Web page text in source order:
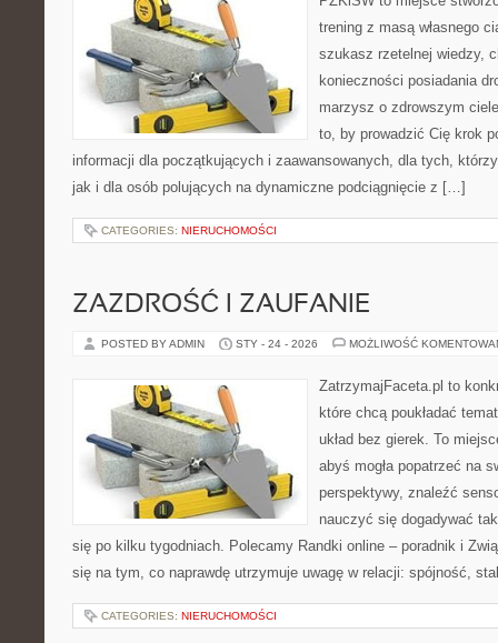
trening z masą własnego
szukasz rzetelnej wiedzy,
konieczności posiadania
marzysz o zdrowszym
to, by prowadzić Cię krok
informacji dla początkujących i zaawansowanych, dla tych,
jak i dla osób polujących na dynamiczne podciągnięcie z […]
CATEGORIES: NIERUCHOMOŚCI
ZAZDROŚĆ I ZAUFANIE
POSTED BY ADMIN STY - 24 - 2026 MOŻLIWOŚĆ
ZatrzymajFaceta.pl to
które chcą poukładać
układ bez gierek. To
abyś mogła popatrzeć na
perspektywy, znaleźć
nauczyć się dogadywać
się po kilku tygodniach. Polecamy Randki online – poradnik i
się na tym, co naprawdę utrzymuje uwagę w relacji: spójność,
CATEGORIES: NIERUCHOMOŚCI